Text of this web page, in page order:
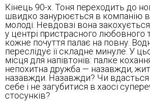
Кінець 90-х. Тоня переходить до
швидко занурюється в компанію
молоді. Невдовзі вона
у центрі пристрасного любовного
кожне почуття палає на повну.
переслідує її складне минуле. У
місця для напівтонів: палке
непохитна дружба — назавжди,
назавжди. Назавжди? Чи вдасться
себе і не загубитися в хаосі
стосунків?